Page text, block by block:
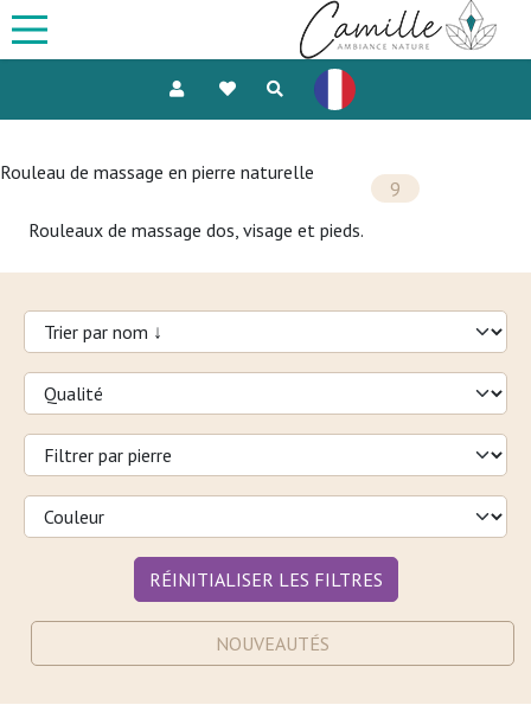
Rouleau de massage en pierre naturelle
9
Rouleaux de massage dos, visage et pieds.
RÉINITIALISER LES FILTRES
NOUVEAUTÉS